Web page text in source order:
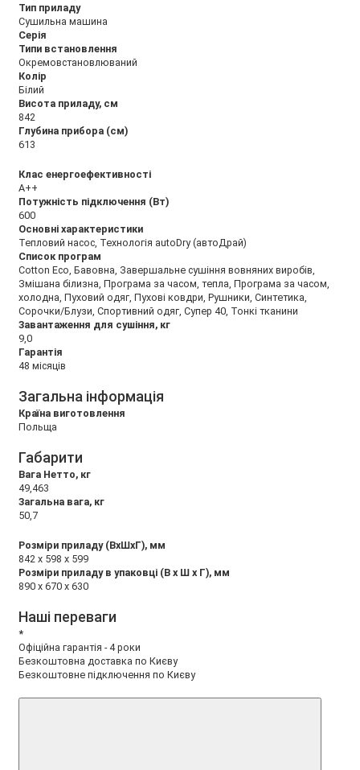
Тип приладу
Сушильна машина
Серія
Типи встановлення
Окремовстановлюваний
Колір
Білий
Висота приладу, см
842
Глубина прибора (см)
613
Клас енергоефективності
А++
Потужність підключення (Вт)
600
Основні характеристики
Тепловий насос, Технологія autoDry (aвтоДрай)
Список програм
Cotton Eco, Бавовна, Завершальне сушіння вовняних виробів,
Змішана білизна, Програма за часом, тепла, Програма за часом,
холодна, Пуховий одяг, Пухові ковдри, Рушники, Синтетика,
Сорочки/Блузи, Спортивний одяг, Супер 40, Тонкі тканини
Завантаження для сушіння, кг
9,0
Гарантія
48 місяців
Загальна інформація
Країна виготовлення
Польща
Габарити
Вага Нетто, кг
49,463
Загальна вага, кг
50,7
Розміри приладу (ВхШхГ), мм
842 x 598 x 599
Розміри приладу в упаковці (В х Ш х Г), мм
890 x 670 x 630
Наші переваги
*
Офіційна гарантія - 4 роки
Безкоштовна доставка по Києву
Безкоштовне підключення по Києву